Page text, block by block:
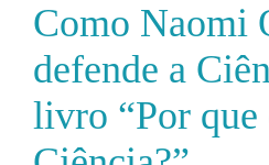
Como Naomi
defende a
livro “Por